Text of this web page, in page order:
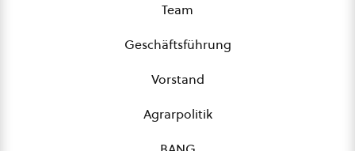
Team
Geschäftsführung
Vorstand
Agrarpolitik